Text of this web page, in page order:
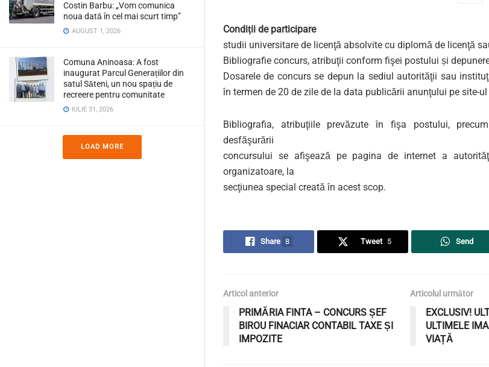
Costin Barbu: „Vom comunica
noua dată în cel mai scurt timp”
AUGUST 1, 2026
Comuna Aninoasa: A fost
inaugurat Parcul Generațiilor din
satul Săteni, un nou spațiu de
recreere pentru comunitate
IULIE 31, 2026
LOAD MORE
Condiţii de participare
studii universitare de licenţă absolvite cu diplomă de licenţă
Bibliografie concurs, atribuţii conform fişei postului și
Dosarele de concurs se depun la sediul autorităţii sau
în termen de 20 de zile de la data publicării anunţului pe site-ul
Bibliografia, atribuţiile prevăzute în fişa postului,
desfăşurării
concursului se afişează pe pagina de internet a
organizatoare, la
secţiunea special creată în acest scop.
Share 8 Tweet 5 Send
Articol anterior
PRIMĂRIA FINTA – CONCURS ȘEF
BIROU FINACIAR CONTABIL TAXE ȘI
IMPOZITE
Articolul următor
EXCLUSIV!
ULTIMELE
VIAȚĂ